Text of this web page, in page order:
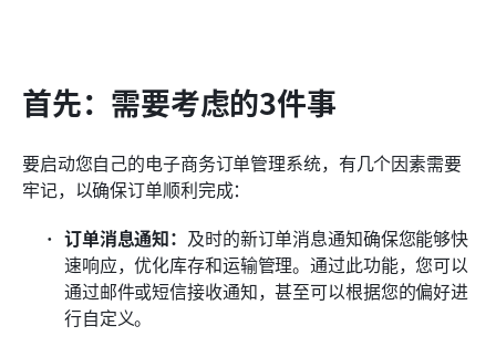
首先：需要考虑的3件事
要启动您自己的电子商务订单管理系统，有几个因素需要
牢记，以确保订单顺利完成：
订单消息通知： 及时的新订单消息通知确保您能够快
速响应，优化库存和运输管理。通过此功能，您可以
通过邮件或短信接收通知，甚至可以根据您的偏好进
行自定义。